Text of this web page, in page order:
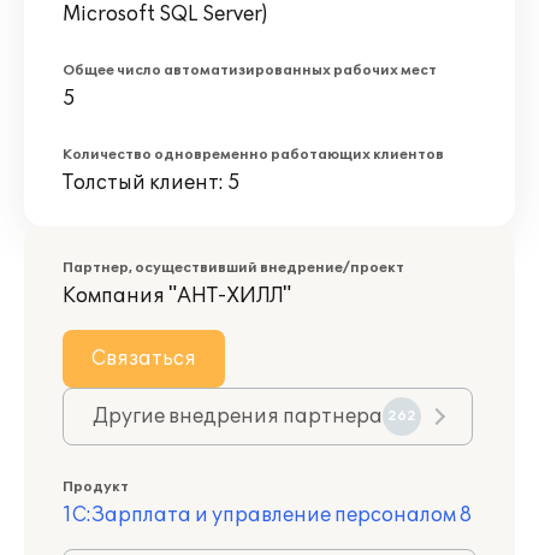
Microsoft SQL Server)
Общее число автоматизированных рабочих мест
5
Количество одновременно работающих клиентов
Толстый клиент: 5
Партнер, осуществивший внедрение/проект
Компания "АНТ-ХИЛЛ"
Связаться
Другие внедрения партнера 262
Продукт
1С:Зарплата и управление персоналом 8